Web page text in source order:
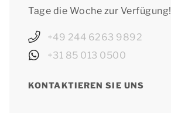
Tage die Woche zur Verfügung!
+49 244 6263 9892
+31 85 013 0500
KONTAKTIEREN SIE UNS